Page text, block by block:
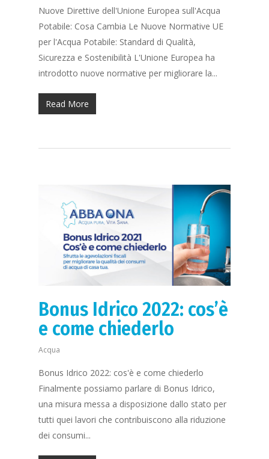
Nuove Direttive dell'Unione Europea sull'Acqua
Potabile: Cosa Cambia Le Nuove Normative UE
per l'Acqua Potabile: Standard di Qualità,
Sicurezza e Sostenibilità L'Unione Europea ha
introdotto nuove normative per migliorare la...
Read More
Bonus Idrico 2022: cos’è
e come chiederlo
Acqua
Bonus Idrico 2022: cos'è e come chiederlo
Finalmente possiamo parlare di Bonus Idrico,
una misura messa a disposizione dallo stato per
tutti quei lavori che contribuiscono alla riduzione
dei consumi...